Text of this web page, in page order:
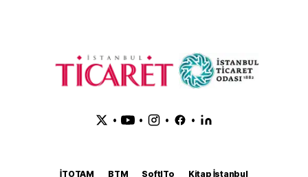
• • • •
İTOTAM BTM SoftITo
Kitap İstanbul